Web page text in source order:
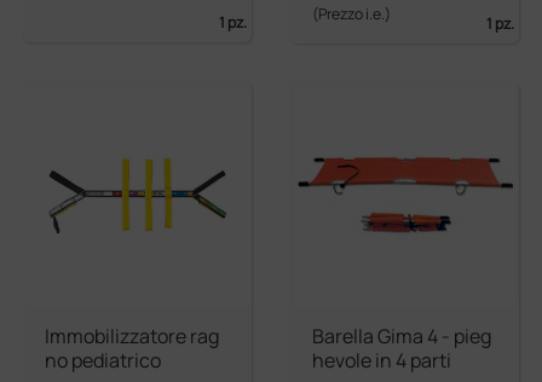
1 pz.
(Prezzo i.e.) 1 pz.
Immobilizzatore rag
no pediatrico
Barella Gima 4 - pieg
hevole in 4 parti